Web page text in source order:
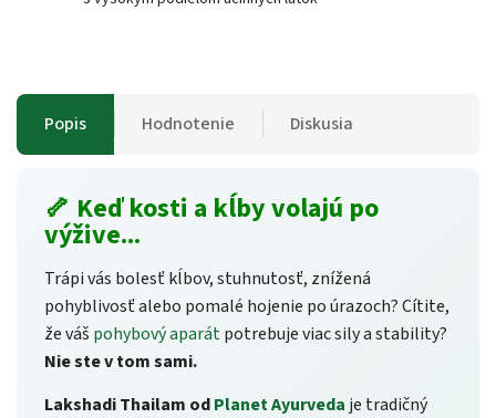
Popis Hodnotenie Diskusia
🦴 Keď kosti a kĺby volajú po
výžive...
Trápi vás bolesť kĺbov, stuhnutosť, znížená
pohyblivosť alebo pomalé hojenie po úrazoch? Cítite,
že váš pohybový aparátpotrebuje viac sily a stability?
Nie ste v tom sami.
Lakshadi Thailam odPlanet Ayurveda je tradičný